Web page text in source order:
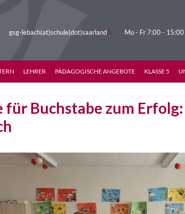
gsg-lebach(at)schule(dot)saarland Mo - Fr 7:00 - 15:00
LEHRER PÄDAGOGISCHE ANGEBOTE KLASSE 5
für Buchstabe zum Erfolg: